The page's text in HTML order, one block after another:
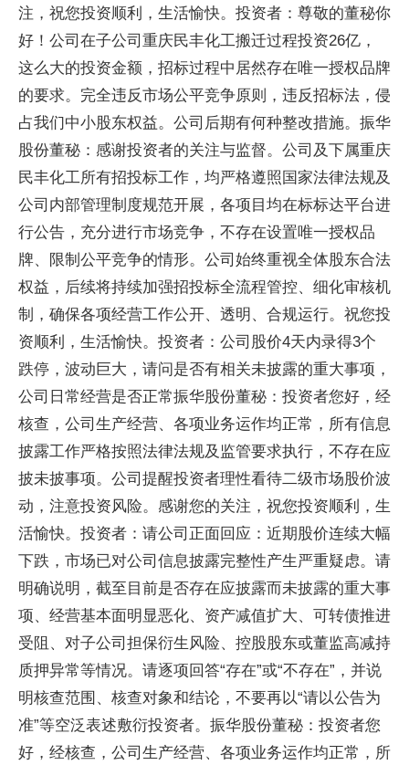
注，祝您投资顺利，生活愉快。投资者：尊敬的董秘你
好！公司在子公司重庆民丰化工搬迁过程投资26亿，
这么大的投资金额，招标过程中居然存在唯一授权品牌
的要求。完全违反市场公平竞争原则，违反招标法，侵
占我们中小股东权益。公司后期有何种整改措施。振华
股份董秘：感谢投资者的关注与监督。公司及下属重庆
民丰化工所有招投标工作，均严格遵照国家法律法规及
公司内部管理制度规范开展，各项目均在标标达平台进
行公告，充分进行市场竞争，不存在设置唯一授权品
牌、限制公平竞争的情形。公司始终重视全体股东合法
权益，后续将持续加强招投标全流程管控、细化审核机
制，确保各项经营工作公开、透明、合规运行。祝您投
资顺利，生活愉快。投资者：公司股价4天内录得3个
跌停，波动巨大，请问是否有相关未披露的重大事项，
公司日常经营是否正常振华股份董秘：投资者您好，经
核查，公司生产经营、各项业务运作均正常，所有信息
披露工作严格按照法律法规及监管要求执行，不存在应
披未披事项。公司提醒投资者理性看待二级市场股价波
动，注意投资风险。感谢您的关注，祝您投资顺利，生
活愉快。投资者：请公司正面回应：近期股价连续大幅
下跌，市场已对公司信息披露完整性产生严重疑虑。请
明确说明，截至目前是否存在应披露而未披露的重大事
项、经营基本面明显恶化、资产减值扩大、可转债推进
受阻、对子公司担保衍生风险、控股股东或董监高减持
质押异常等情况。请逐项回答“存在”或“不存在”，并说
明核查范围、核查对象和结论，不要再以“请以公告为
准”等空泛表述敷衍投资者。振华股份董秘：投资者您
好，经核查，公司生产经营、各项业务运作均正常，所